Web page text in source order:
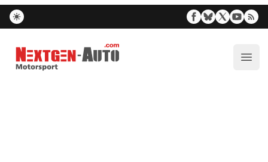
Nextgen-Auto.com